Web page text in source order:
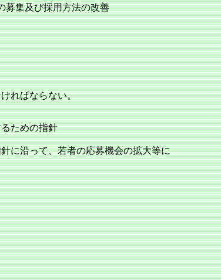
募集及び採用方法の改善
ればならない。
ための指針
に沿って、若者の応募機会の拡大等に